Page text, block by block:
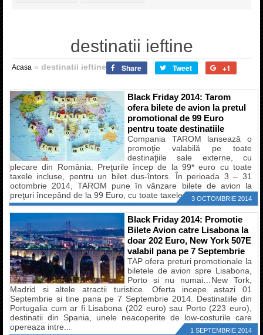
destinatii ieftine
Acasa » destinatii ieftine Share Tweet +1
Black Friday 2014: Tarom
ofera bilete de avion la pretul
promotional de 99 Euro
pentru toate destinatiile
Compania TAROM lansează o
promoţie valabilă pe toate
destinaţiile sale externe, cu
plecare din România. Preţurile încep de la 99* euro cu toate
taxele incluse, pentru un bilet dus-întors. În perioada 3 – 31
octombrie 2014, TAROM pune în vânzare bilete de avion la
preţuri începând de la 99 Euro, cu toate taxele incluse, pentru...
3 OCTOMBRIE 2014
Black Friday 2014: Promotie
Bilete Avion catre Lisabona la
doar 202 Euro, New York 507E
valabil pana pe 7 Septembrie
TAP ofera preturi promotionale la
biletele de avion spre Lisabona,
Porto si nu numai…New Tork,
Madrid si altele atractii turistice. Oferta incepe astazi 01
Septembrie si tine pana pe 7 Septembrie 2014. Destinatiile din
Portugalia cum ar fi Lisabona (202 euro) sau Porto (223 euro),
destinatii din Spania, unele neacoperite de low-costurile care
opereaza intre...
1 SEPTEMBRIE 2014